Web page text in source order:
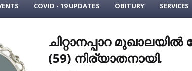
COVID - 19 UPDATES OBITURY SERVICES
ചിറ്റാനപ്പാറ
(59) നിര്യാതനായി.